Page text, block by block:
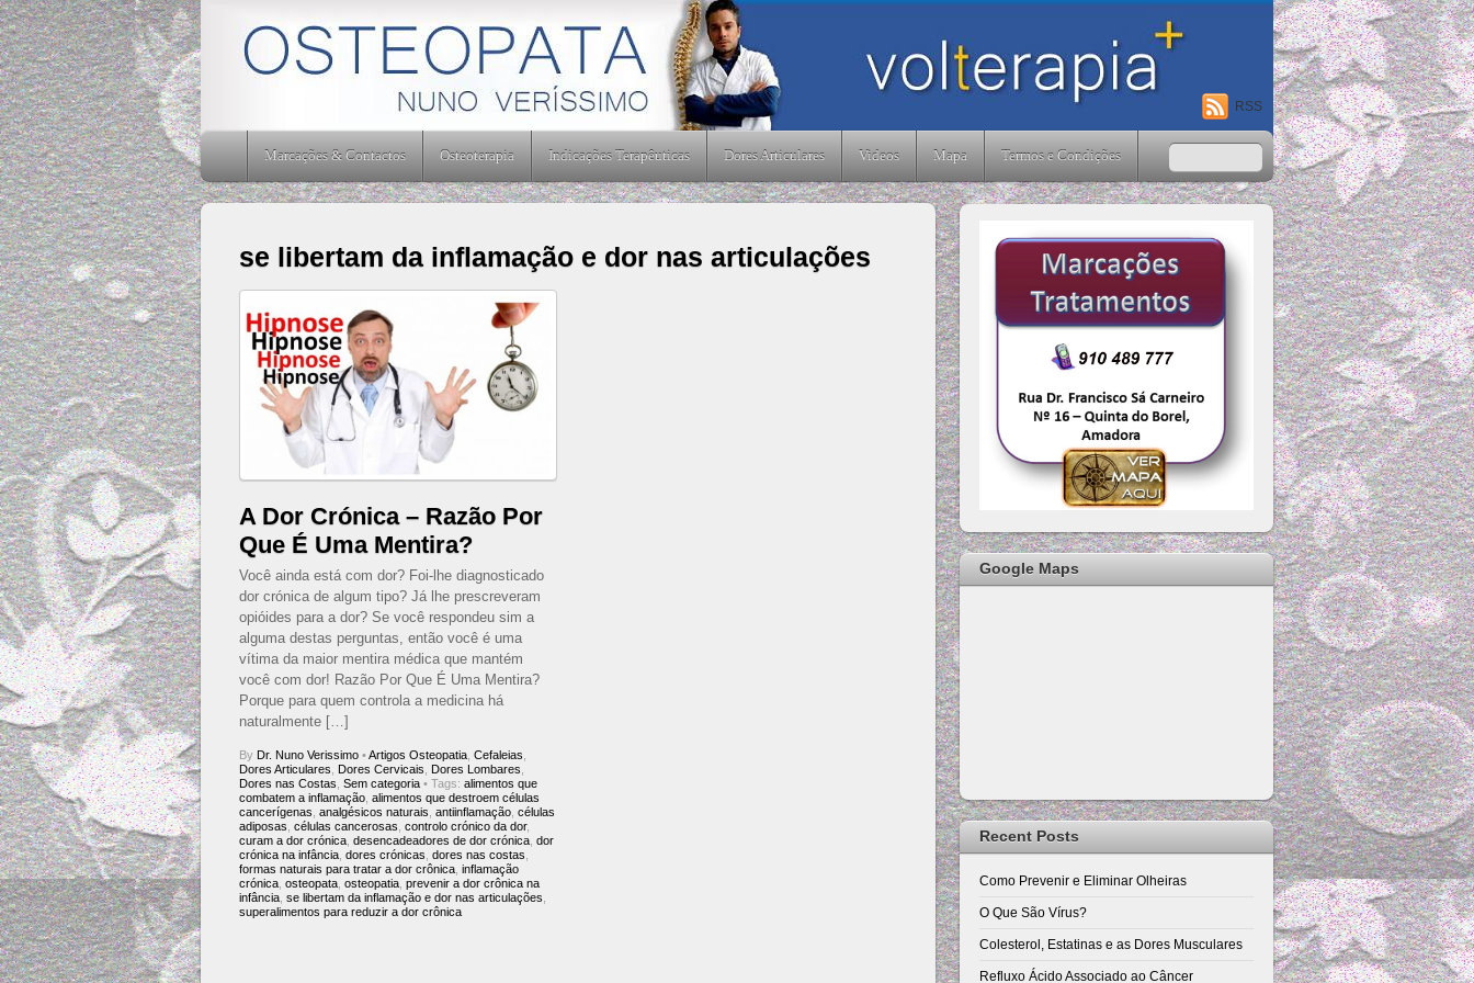
Osteopatia Nuno Verissimo - Osteopatia Amadora - Lisboa
RSS
Marcações & Contactos Osteoterapia Indicações Terapêuticas Dores Articulares Videos Mapa Termos e Condições
se libertam da inflamação e dor nas articulações
A Dor Crónica – Razão Por
Que É Uma Mentira?
Você ainda está com dor? Foi-lhe diagnosticado
dor crónica de algum tipo? Já lhe prescreveram
opióides para a dor? Se você respondeu sim a
alguma destas perguntas, então você é uma
vítima da maior mentira médica que mantém
você com dor! Razão Por Que É Uma Mentira?
Porque para quem controla a medicina há
naturalmente […]
By Dr. Nuno Verissimo •Artigos Osteopatia Cefaleias
Dores Articulares
Dores Cervicais Dores Lombares
Dores nas Costas Sem categoria • Tags: alimentos que
combatem a inflamação alimentos que destroem células
cancerígenas analgésicos naturais antiinflamação células
adiposas células cancerosas controlo crónico da dor,
curam a dor crónica desencadeadores de dor crónica dor
crónica na infância dores crónicas dores nas costas
formas naturais para tratar a dor crônica inflamação
crónica osteopata osteopatia prevenir a dor crônica na
infância se libertam da inflamação e dor nas articulações
superalimentos para reduzir a dor crônica
Google Maps
Recent Posts
Como Prevenir e Eliminar Olheiras
O Que São Vírus?
Colesterol, Estatinas e as Dores Musculares
Refluxo Ácido Associado ao Câncer